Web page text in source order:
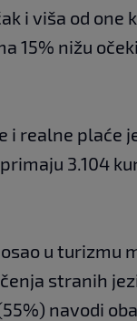
i viša od one
15% nižu
realne plaće
3.104
u turizmu
stranih
navodi